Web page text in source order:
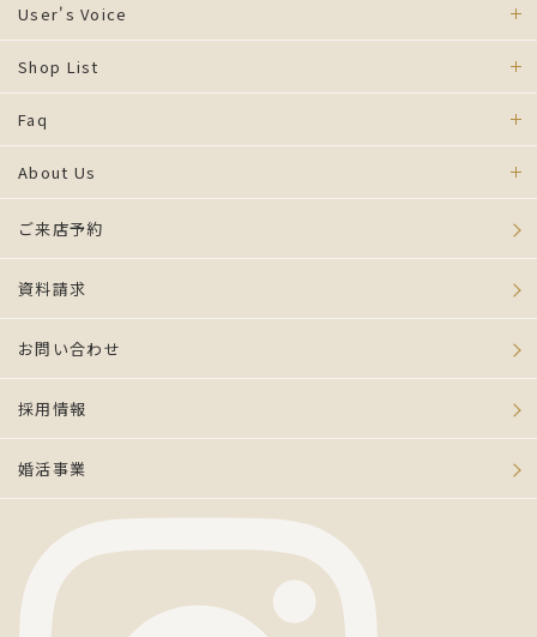
User's Voice
Shop List
Faq
About Us
ご来店予約
資料請求
お問い合わせ
採用情報
婚活事業